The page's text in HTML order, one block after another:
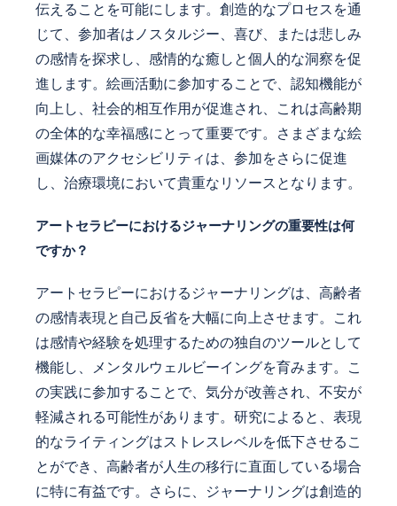
伝えることを可能にします。創造的なプロセスを通
じて、参加者はノスタルジー、喜び、または悲しみ
の感情を探求し、感情的な癒しと個人的な洞察を促
進します。絵画活動に参加することで、認知機能が
向上し、社会的相互作用が促進され、これは高齢期
の全体的な幸福感にとって重要です。さまざまな絵
画媒体のアクセシビリティは、参加をさらに促進
し、治療環境において貴重なリソースとなります。
アートセラピーにおけるジャーナリングの重要性は何
ですか？
アートセラピーにおけるジャーナリングは、高齢者
の感情表現と自己反省を大幅に向上させます。これ
は感情や経験を処理するための独自のツールとして
機能し、メンタルウェルビーイングを育みます。こ
の実践に参加することで、気分が改善され、不安が
軽減される可能性があります。研究によると、表現
的なライティングはストレスレベルを低下させるこ
とができ、高齢者が人生の移行に直面している場合
に特に有益です。さらに、ジャーナリングは創造的